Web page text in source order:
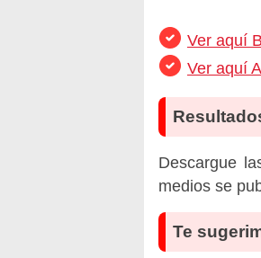
Ver aquí
Ver aquí
Descargue
medios se
Te